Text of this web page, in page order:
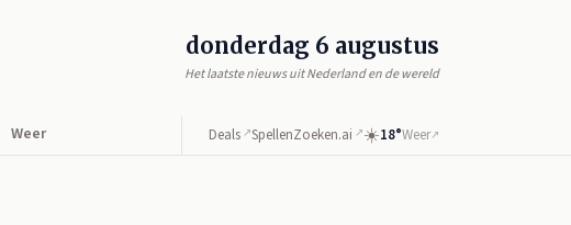
donderdag 6 augustus
Het laatste nieuws uit Nederland en de wereld
Weer Deals ↗SpellenZoeken.ai ↗☀️18°Weer↗